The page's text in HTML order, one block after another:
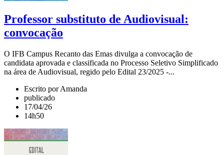
Professor substituto de Audiovisual:
convocação
O IFB Campus Recanto das Emas divulga a convocação de
candidata aprovada e classificada no Processo Seletivo Simplificado
na área de Audiovisual, regido pelo Edital 23/2025 -...
Escrito por Amanda
publicado
17/04/26
14h50